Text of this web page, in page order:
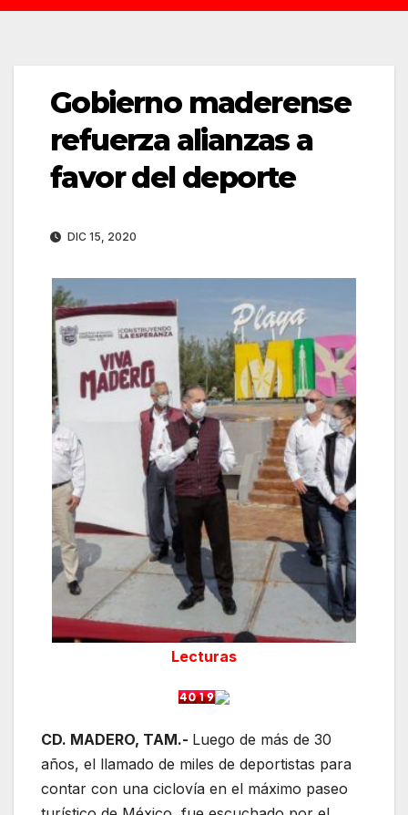
Gobierno maderense
refuerza alianzas a
favor del deporte
DIC 15, 2020
Lecturas
CD. MADERO, TAM.- Luego de más de 30
años, el llamado de miles de deportistas para
contar con una ciclovía en el máximo paseo